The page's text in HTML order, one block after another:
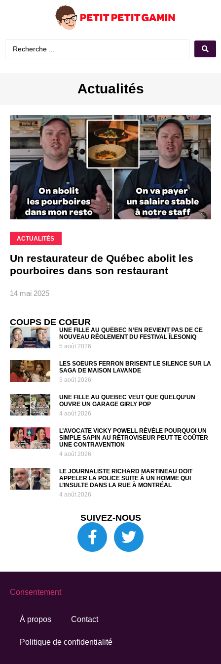
Actualités
ACTUALITÉS
Un restaurateur de Québec abolit les
pourboires dans son restaurant
14 mai 2025
COUPS DE COEUR
UNE FILLE AU QUÉBEC N’EN REVIENT PAS DE CE
NOUVEAU RÈGLEMENT DU FESTIVAL ÎLESONIQ
5 août 2026
LES SOEURS FERRON BRISENT LE SILENCE SUR LA
SAGA DE MAISON LAVANDE
5 août 2026
UNE FILLE AU QUÉBEC VEUT QUE QUELQU’UN
OUVRE UN GARAGE GIRLY POP
4 août 2026
L’AVOCATE VICKY POWELL RÉVÈLE POURQUOI UN
SIMPLE SAPIN AU RÉTROVISEUR PEUT TE COÛTER
UNE CONTRAVENTION
4 août 2026
LE JOURNALISTE RICHARD MARTINEAU DOIT
APPELER LA POLICE SUITE À UN HOMME QUI
L’INSULTE DANS LA RUE À MONTRÉAL
4 août 2026
SUIVEZ-NOUS
À propos Contact
Politique de confidentialité
Consentement